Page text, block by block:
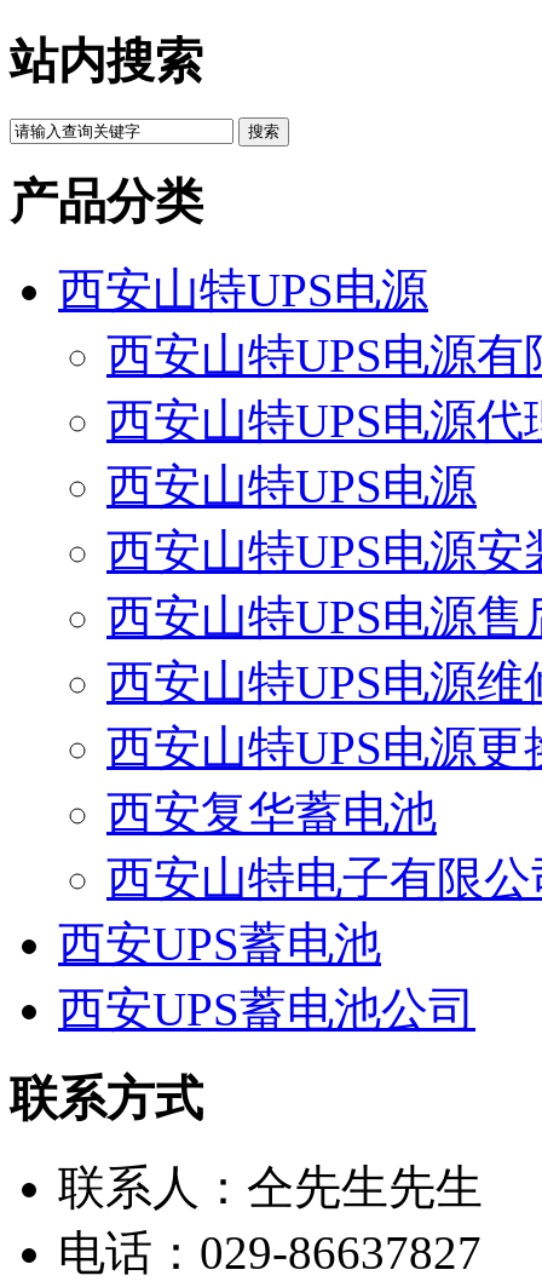
站内搜索
产品分类
西安山特UPS电源
西安山特UPS电源有
西安山特UPS电源代
西安山特UPS电源
西安山特UPS电源安
西安山特UPS电源售
西安山特UPS电源维
西安山特UPS电源更
西安复华蓄电池
西安山特电子有限公
西安UPS蓄电池
西安UPS蓄电池公司
联系方式
联系人：仝先生先生
电话：029-86637827